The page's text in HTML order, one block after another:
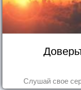
Слушай свое